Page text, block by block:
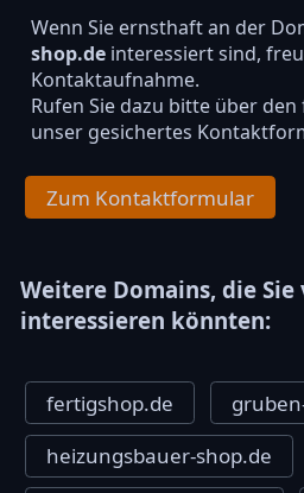
Wenn Sie ernsthaft an der
shop.deinteressiert sind,
Kontaktaufnahme.
Rufen Sie dazu bitte über
unser gesichertes
Zum Kontaktformular
Weitere Domains, die
interessieren könnten:
fertigshop.de
heizungsbauer-shop.de